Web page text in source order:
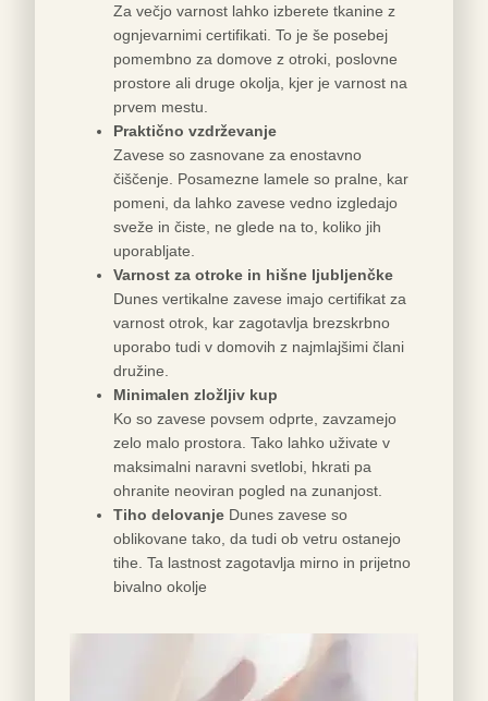
Za večjo varnost lahko izberete tkanine z
ognjevarnimi certifikati. To je še posebej
pomembno za domove z otroki, poslovne
prostore ali druge okolja, kjer je varnost na
prvem mestu.
Praktično vzdrževanje
Zavese so zasnovane za enostavno
čiščenje. Posamezne lamele so pralne, kar
pomeni, da lahko zavese vedno izgledajo
sveže in čiste, ne glede na to, koliko jih
uporabljate.
Varnost za otroke in hišne ljubljenčke
Dunes vertikalne zavese imajo certifikat za
varnost otrok, kar zagotavlja brezskrbno
uporabo tudi v domovih z najmlajšimi člani
družine.
Minimalen zložljiv kup
Ko so zavese povsem odprte, zavzamejo
zelo malo prostora. Tako lahko uživate v
maksimalni naravni svetlobi, hkrati pa
ohranite neoviran pogled na zunanjost.
Tiho delovanje Dunes zavese so
oblikovane tako, da tudi ob vetru ostanejo
tihe. Ta lastnost zagotavlja mirno in prijetno
bivalno okolje